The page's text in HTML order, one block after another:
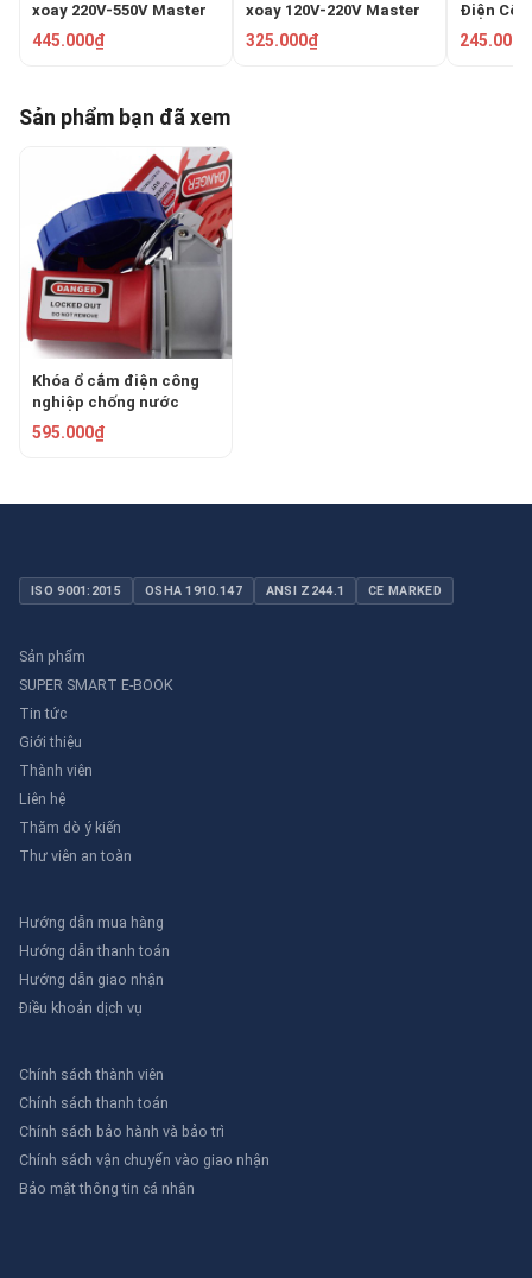
xoay 220V-550V Master
Lock 488
445.000₫
xoay 120V-220V Master
Lock 487
325.000₫
Điện
500V
245.000₫
Sản phẩm bạn đã xem
Khóa ổ cắm điện công
nghiệp chống nước
63mm PROLOCKEY
595.000₫
ISO 9001:2015 OSHA 1910.147 ANSI Z244.1 CE MARKED
Sản phẩm
SUPER SMART E-BOOK
Tin tức
Giới thiệu
Thành viên
Liên hệ
Thăm dò ý kiến
Thư viên an toàn
Hướng dẫn mua hàng
Hướng dẫn thanh toán
Hướng dẫn giao nhận
Điều khoản dịch vụ
Chính sách thành viên
Chính sách thanh toán
Chính sách bảo hành và bảo trì
Chính sách vận chuyển vào giao nhận
Bảo mật thông tin cá nhân